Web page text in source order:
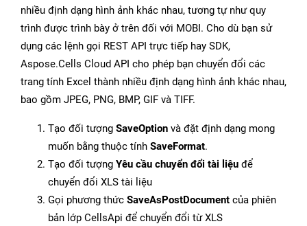
nhiều định dạng hình ảnh khác nhau, tương tự như quy
trình được trình bày ở trên đối với MOBI. Cho dù bạn sử
dụng các lệnh gọi REST API trực tiếp hay SDK,
Aspose.Cells Cloud API cho phép bạn chuyển đổi các
trang tính Excel thành nhiều định dạng hình ảnh khác nhau,
bao gồm JPEG, PNG, BMP, GIF và TIFF.
Tạo đối tượng SaveOption và đặt định dạng mong
muốn bằng thuộc tính SaveFormat.
Tạo đối tượng Yêu cầu chuyển đổi tài liệu để
chuyển đổi XLS tài liệu
Gọi phương thức SaveAsPostDocument của phiên
bản lớp CellsApi để chuyển đổi từ XLS